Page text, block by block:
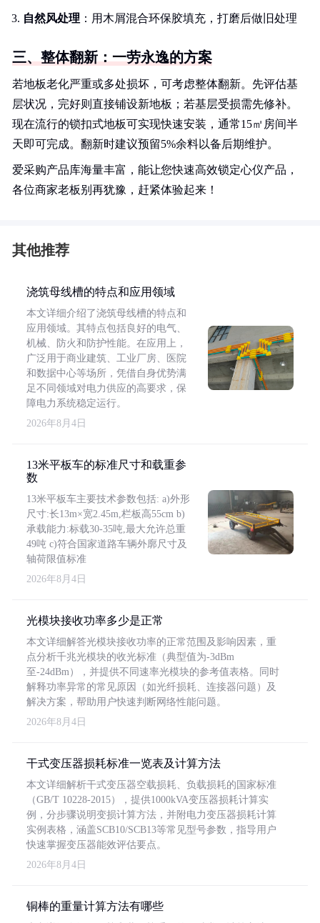
自然风处理 ：用木屑混合环保胶填充，打磨后做旧处理
三、整体翻新：一劳永逸的方案
若地板老化严重或多处损坏，可考虑整体翻新。先评估基
层状况，完好则直接铺设新地板；若基层受损需先修补。
现在流行的锁扣式地板可实现快速安装，通常15㎡房间半
天即可完成。翻新时建议预留5%余料以备后期维护。
爱采购产品库海量丰富，能让您快速高效锁定心仪产品，
各位商家老板别再犹豫，赶紧体验起来！
其他推荐
浇筑母线槽的特点和应用领域
本文详细介绍了浇筑母线槽的特点和
应用领域。其特点包括良好的电气、
机械、防火和防护性能。在应用上，
广泛用于商业建筑、工业厂房、医院
和数据中心等场所，凭借自身优势满
足不同领域对电力供应的高要求，保
障电力系统稳定运行。
2026年8月4日
13米平板车的标准尺寸和载重参
数
13米平板车主要技术参数包括: a)外形
尺寸:长13m×宽2.45m,栏板高55cm b)
承载能力:标载30-35吨,最大允许总重
49吨 c)符合国家道路车辆外廓尺寸及
轴荷限值标准
2026年8月4日
光模块接收功率多少是正常
本文详细解答光模块接收功率的正常范围及影响因素，重
点分析千兆光模块的收光标准（典型值为-3dBm
至-24dBm），并提供不同速率光模块的参考值表格。同时
解释功率异常的常见原因（如光纤损耗、连接器问题）及
解决方案，帮助用户快速判断网络性能问题。
2026年8月4日
干式变压器损耗标准一览表及计算方法
本文详细解析干式变压器空载损耗、负载损耗的国家标准
（GB/T 10228-2015），提供1000kVA变压器损耗计算实
例，分步骤说明变损计算方法，并附电力变压器损耗计算
实例表格，涵盖SCB10/SCB13等常见型号参数，指导用户
快速掌握变压器能效评估要点。
2026年8月4日
铜棒的重量计算方法有哪些